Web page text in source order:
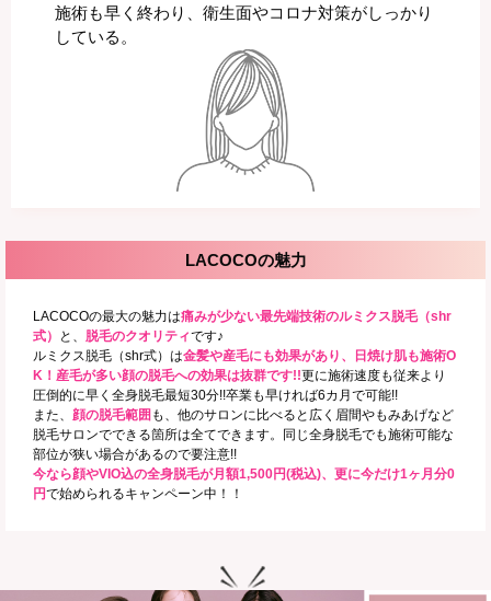
施術も早く終わり、衛生面やコロナ対策がしっかり
している。
LACOCOの魅力
LACOCOの最大の魅力は痛みが少ない最先端技術のルミクス脱毛（shr
式）
と、 脱毛のクオリティです♪
ルミクス脱毛（shr式）は金髪や産毛にも効果があり、日焼け肌も施術O
K！産毛が多い顔の脱毛への効果は抜群です!!更に施術速度も従来より
圧倒的に早く全身脱毛最短30分!!卒業も早ければ6カ月で可能!!
また、 顔の脱毛範囲 も、他のサロンに比べると広く眉間やもみあげなど
脱毛サロンでできる箇所は全てできます。同じ全身脱毛でも施術可能な
部位が狭い場合があるので要注意!!
今なら顔やVIO込の全身脱毛が月額1,500円(税込)、更に今だけ1ヶ月分0
円で始められるキャンペーン中！！